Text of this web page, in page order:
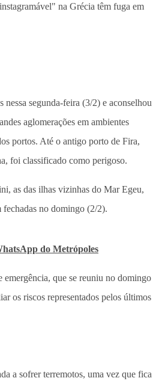
na Grécia têm fuga em
nessa segunda-feira (3/2) e aconselhou
aglomerações em ambientes
portos. Até o antigo porto de Fira,
foi classificado como perigoso.
as das ilhas vizinhas do Mar Egeu,
no domingo (2/2).
do Metrópoles
emergência, que se reuniu no domingo
os riscos representados pelos últimos
a sofrer terremotos, uma vez que fica